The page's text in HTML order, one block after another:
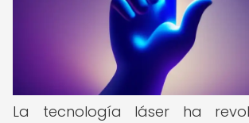
La tecnología láser ha